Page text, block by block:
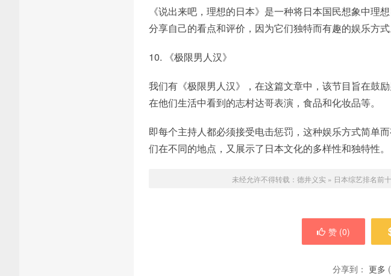
《说出来吧，理想的日本》是一种将日本国民想象中理
分享自己的看点和评价，因为它们独特而有趣的娱乐方式
10. 《极限男人汉》
我们有《极限男人汉》，在这篇文章中，该节目旨在鼓
在他们生活中看到的志村达哥表演，食品和化妆品等。
即每个主持人都必须接受电击惩罚，这种娱乐方式简单
们在不同的地点，又展示了日本文化的多样性和独特性。
未经允许不得转载： 德井义实 » 日本综艺排名前
赞 (0)
分享到： 更多 (